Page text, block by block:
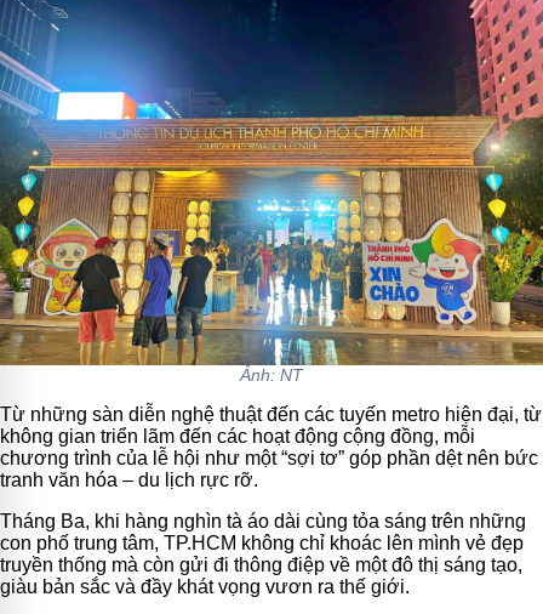
Ảnh: NT
Từ những sàn diễn nghệ thuật đến các tuyến metro hiện đại, từ
không gian triển lãm đến các hoạt động cộng đồng, mỗi
chương trình của lễ hội như một “sợi tơ” góp phần dệt nên bức
tranh văn hóa – du lịch rực rỡ.
Tháng Ba, khi hàng nghìn tà áo dài cùng tỏa sáng trên những
con phố trung tâm, TP.HCM không chỉ khoác lên mình vẻ đẹp
truyền thống mà còn gửi đi thông điệp về một đô thị sáng tạo,
giàu bản sắc và đầy khát vọng vươn ra thế giới.